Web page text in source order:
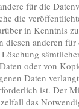
für die
die
in Kenntnis
diesen anderen
oder von
Daten
ist. Der
das